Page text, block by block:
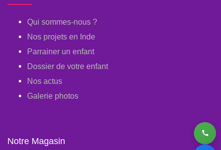
Qui sommes-nous ?
Nos projets en Inde
Parrainer un enfant
Dossier de votre enfant
Nos actus
Galerie photos
Notre Magasin